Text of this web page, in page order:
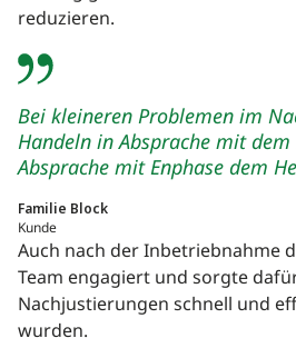
reduzieren.
Bei kleineren Problemen im
Handeln in Absprache mit
Absprache mit Enphase dem
Familie Block
Kunde
Auch nach der Inbetriebnahme
Team engagiert und sorgte
Nachjustierungen schnell und
wurden.